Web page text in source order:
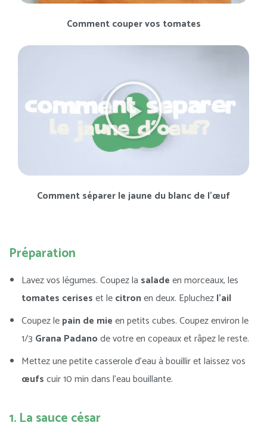
Comment couper vos tomates
Comment séparer le jaune du blanc de l’œuf
Préparation
Lavez vos légumes. Coupez la saladeen morceaux, les
tomates ceriseset lecitronen deux. Epluchezl’ail
Coupez lepain de mieen petits cubes. Coupez environ le
1/3 Grana Padanode votre en copeaux et râpez le reste.
Mettez une petite casserole d’eau à bouillir et laissez vos
œufscuir 10 min dans l’eau bouillante.
1. La sauce césar